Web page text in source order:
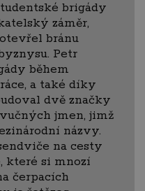
brigády
záměr,
bránu
Petr
během
a také díky
dvě značky
jmen, jimž
názvy.
na cesty
které si mnozí
čerpacích